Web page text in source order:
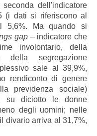
dell'indicatore
(i dati si riferiscono al
5,6%. Ma quando si
gap– indicatore che
involontario, della
segregazione
sale al 39,9%,
rendiconto di genere
previdenza sociale)
su diciotto le donne
degli uomini; nelle
divario arriva al 31,7%,